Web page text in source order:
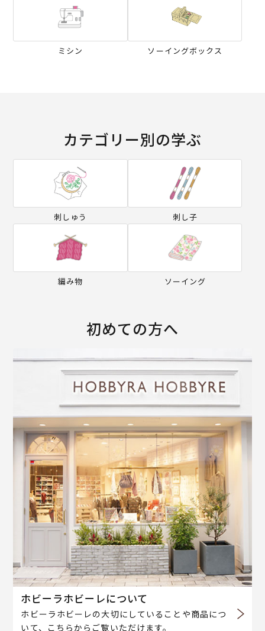
ミシン ソーイングボックス
カテゴリー別の学ぶ
刺しゅう 刺し子
編み物 ソーイング
初めての方へ
ホビーラホビーレについて
ホビーラホビーレの大切にしていることや商品につ
いて、こちらからご覧いただけます。